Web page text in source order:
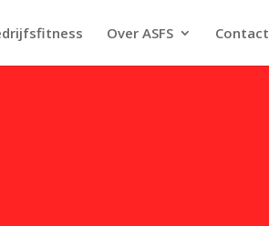
Over ASFS Contact